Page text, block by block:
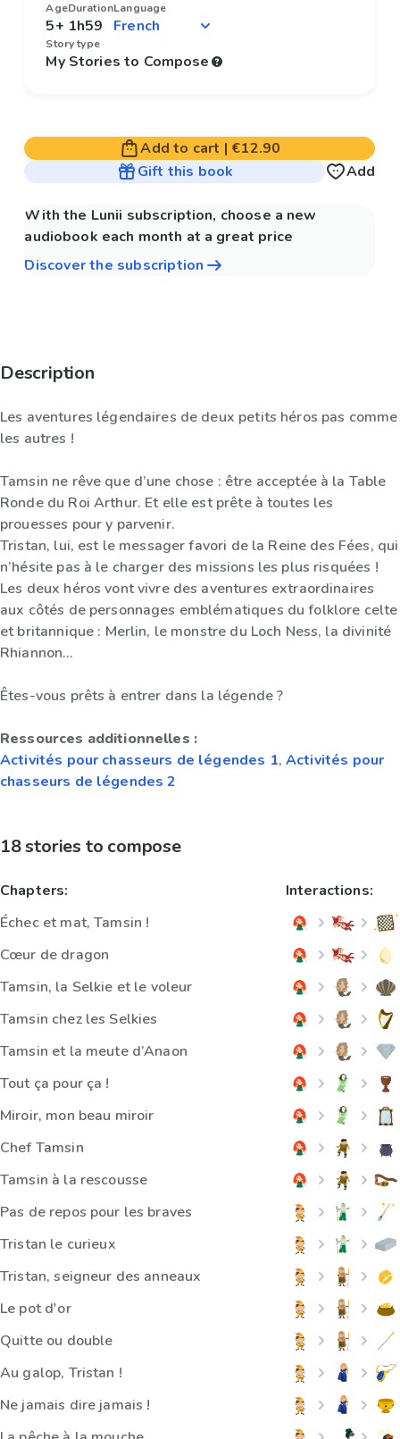
Age
5+
Duration
1h59
Language
Story type
My Stories to Compose
Add to cart | €12.90
Gift this book
Add
With the Lunii subscription, choose a new
audiobook each month at a great price
Discover the subscription
Description
Les aventures légendaires de deux petits héros pas comme
les autres !
Tamsin ne rêve que d’une chose : être acceptée à la Table
Ronde du Roi Arthur. Et elle est prête à toutes les
prouesses pour y parvenir.
Tristan, lui, est le messager favori de la Reine des Fées, qui
n’hésite pas à le charger des missions les plus risquées !
Les deux héros vont vivre des aventures extraordinaires
aux côtés de personnages emblématiques du folklore celte
et britannique : Merlin, le monstre du Loch Ness, la divinité
Rhiannon…
Êtes-vous prêts à entrer dans la légende ?
Ressources additionnelles :
Activités pour chasseurs de légendes 1,Activités pour
chasseurs de légendes 2
18 stories to compose
Chapters:
Échec et mat, Tamsin !
Cœur de dragon
Tamsin, la Selkie et le voleur
Tamsin chez les Selkies
Tamsin et la meute d’Anaon
Tout ça pour ça !
Miroir, mon beau miroir
Chef Tamsin
Tamsin à la rescousse
Pas de repos pour les braves
Tristan le curieux
Tristan, seigneur des anneaux
Le pot d'or
Quitte ou double
Au galop, Tristan !
Ne jamais dire jamais !
Interactions: